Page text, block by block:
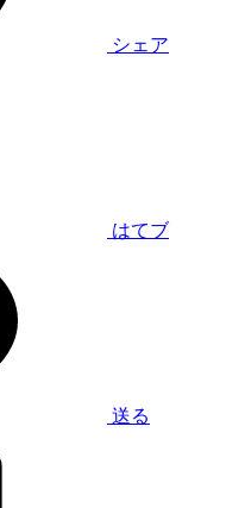
シェア
はてブ
送る